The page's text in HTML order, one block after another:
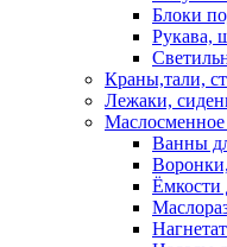
Блоки
Рукава,
Краны,тали,
Лежаки,
Маслосменное
Ванны
Ёмкости